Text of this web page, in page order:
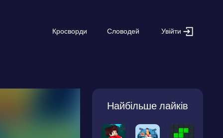
Кросворди Словодей Увійти
Найбільше лайків